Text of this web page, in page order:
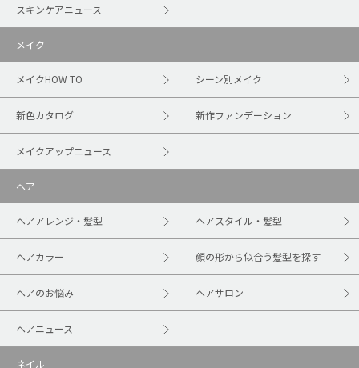
スキンケアニュース
メイク
メイクHOW TO シーン別メイク
新色カタログ 新作ファンデーション
メイクアップニュース
ヘア
ヘアアレンジ・髪型 ヘアスタイル・髪型
ヘアカラー 顔の形から似合う髪型を探す
ヘアのお悩み ヘアサロン
ヘアニュース
ネイル